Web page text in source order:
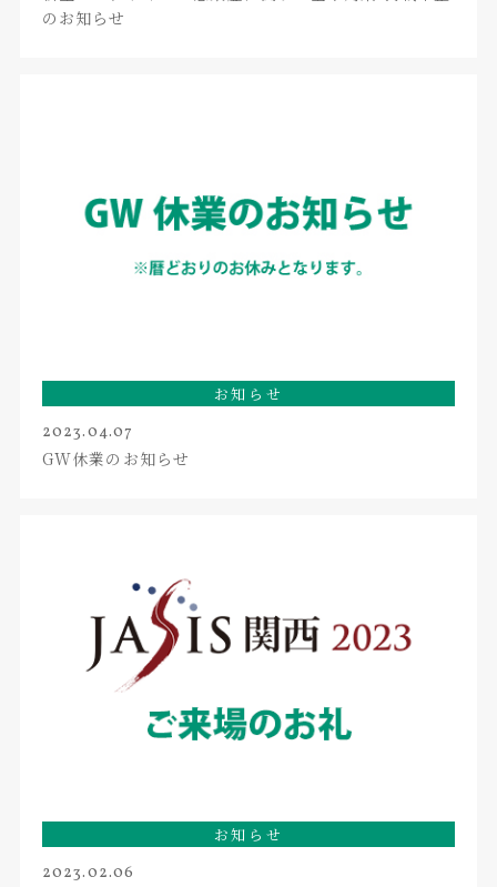
のお知らせ
お知らせ
2023.04.07
GW休業のお知らせ
お知らせ
2023.02.06